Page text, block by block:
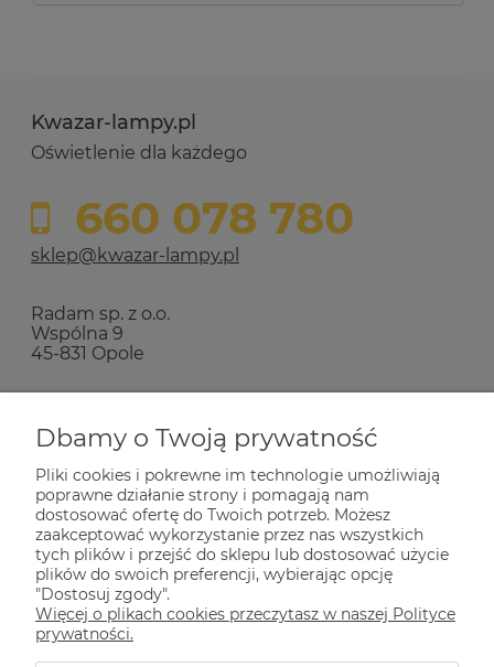
Kwazar-lampy.pl
Oświetlenie dla każdego
660 078 780
sklep@kwazar-lampy.pl
Radam sp. z o.o.
Wspólna 9
45-831 Opole
Zakupy
Pomoc
Dla Ciebie
Informacje
Dbamy o Twoją prywatność
Pliki cookies i pokrewne im technologie umożliwiają
poprawne działanie strony i pomagają nam
dostosować ofertę do Twoich potrzeb. Możesz
zaakceptować wykorzystanie przez nas wszystkich
tych plików i przejść do sklepu lub dostosować użycie
plików do swoich preferencji, wybierając opcję
"Dostosuj zgody".
Więcej o plikach cookies przeczytasz w naszej Polityce
prywatności.